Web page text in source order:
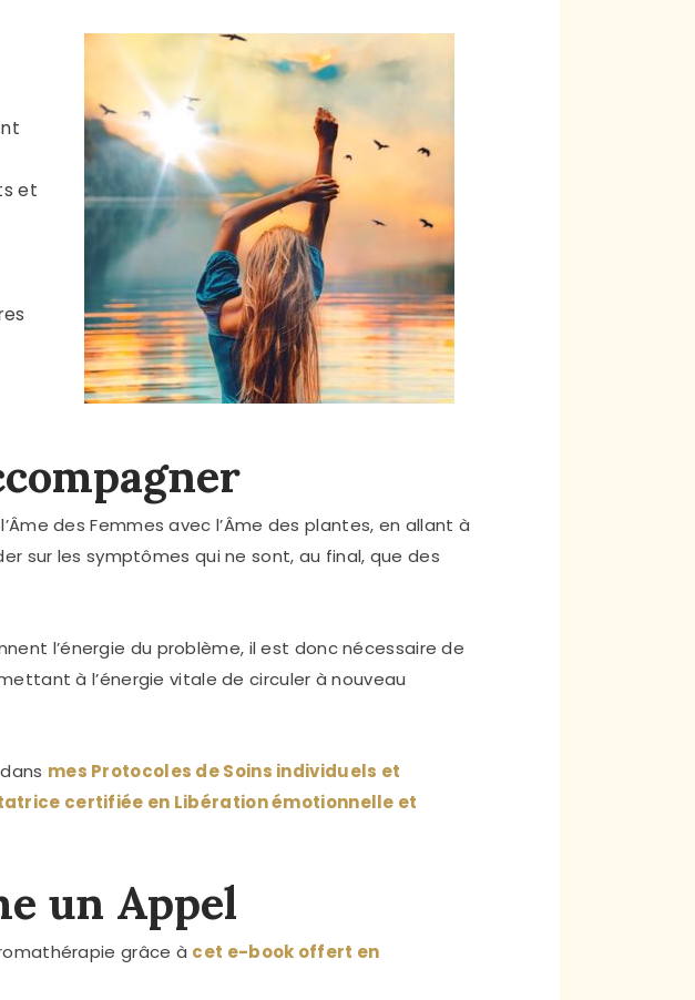
et
des Femmes avec l’Âme des plantes, en allant à
sur les symptômes qui ne sont, au final, que des
l’énergie du problème, il est donc nécessaire de
à l’énergie vitale de circuler à nouveau
mes Protocoles de Soins individuels et
certifiée en Libération émotionnelle et
un Appel
grâce à cet e-book offert en